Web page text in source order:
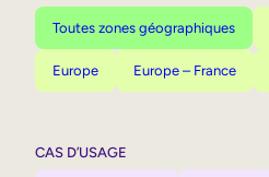
Toutes zones géographiques
Europe Europe – France
CAS D’USAGE